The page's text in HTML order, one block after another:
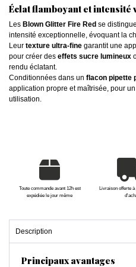
Éclat flamboyant et intensité
Les Blown Glitter Fire Red se
intensité exceptionnelle, évoquant la
Leur texture ultra-fine garantit une
pour créer des effets sucre lumineux
rendu éclatant.
Conditionnées dans un flacon pipette
application propre et maîtrisée, pour un
utilisation.
Toute commande avant 12h est
expédiée le jour même
Livraison offerte à
Description
Principaux avantages